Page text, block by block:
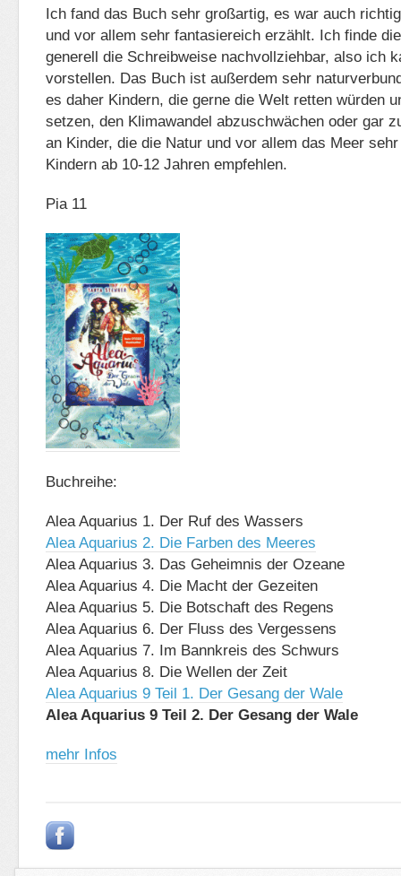
Ich fand das Buch sehr großartig, es war auch
und vor allem sehr fantasiereich erzählt. Ich finde
generell die Schreibweise nachvollziehbar, also ich
vorstellen. Das Buch ist außerdem sehr
es daher Kindern, die gerne die Welt retten würden
setzen, den Klimawandel abzuschwächen oder gar
an Kinder, die die Natur und vor allem das Meer
Kindern ab 10-12 Jahren empfehlen.
Pia 11
Buchreihe:
Alea Aquarius 1. Der Ruf des Wassers
Alea Aquarius 2. Die Farben des Meeres
Alea Aquarius 3. Das Geheimnis der Ozeane
Alea Aquarius 4. Die Macht der Gezeiten
Alea Aquarius 5. Die Botschaft des Regens
Alea Aquarius 6. Der Fluss des Vergessens
Alea Aquarius 7. Im Bannkreis des Schwurs
Alea Aquarius 8. Die Wellen der Zeit
Alea Aquarius 9 Teil 1. Der Gesang der Wale
Alea Aquarius 9 Teil 2. Der Gesang der Wale
mehr Infos